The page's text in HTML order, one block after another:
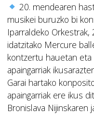
20. mendearen
musikei buruzko bi
Iparraldeko
idatzitako Mercure
kontzertu hauetan
apaingarriak
Garai hartako
apaingarriak ere ikus
Bronislava Nijinskaren